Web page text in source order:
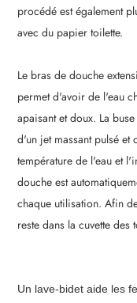
procédé est également
avec du papier toilette.
Le bras de douche
permet d'avoir de l'eau
apaisant et doux. La
d'un jet massant pulsé et
température de l'eau et
douche est
chaque utilisation. Afin
reste dans la cuvette
Un lave-bidet aide les